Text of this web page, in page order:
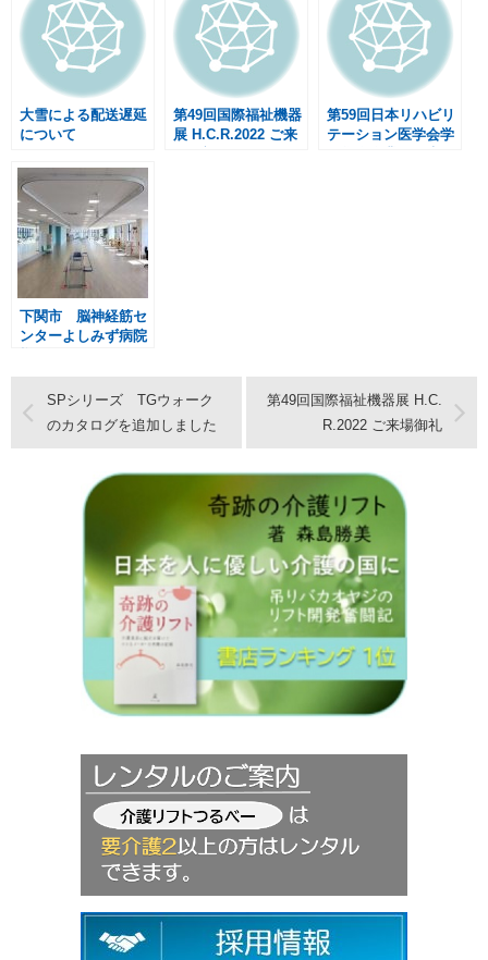
大雪による配送遅延
について
第49回国際福祉機器
展 H.C.R.2022 ご来
第59回日本リハビリ
テーション医学会学
下関市 脳神経筋セ
ンターよしみず病院
SPシリーズ TGウォーク
のカタログを追加しました
第49回国際福祉機器展 H.C.
R.2022 ご来場御礼